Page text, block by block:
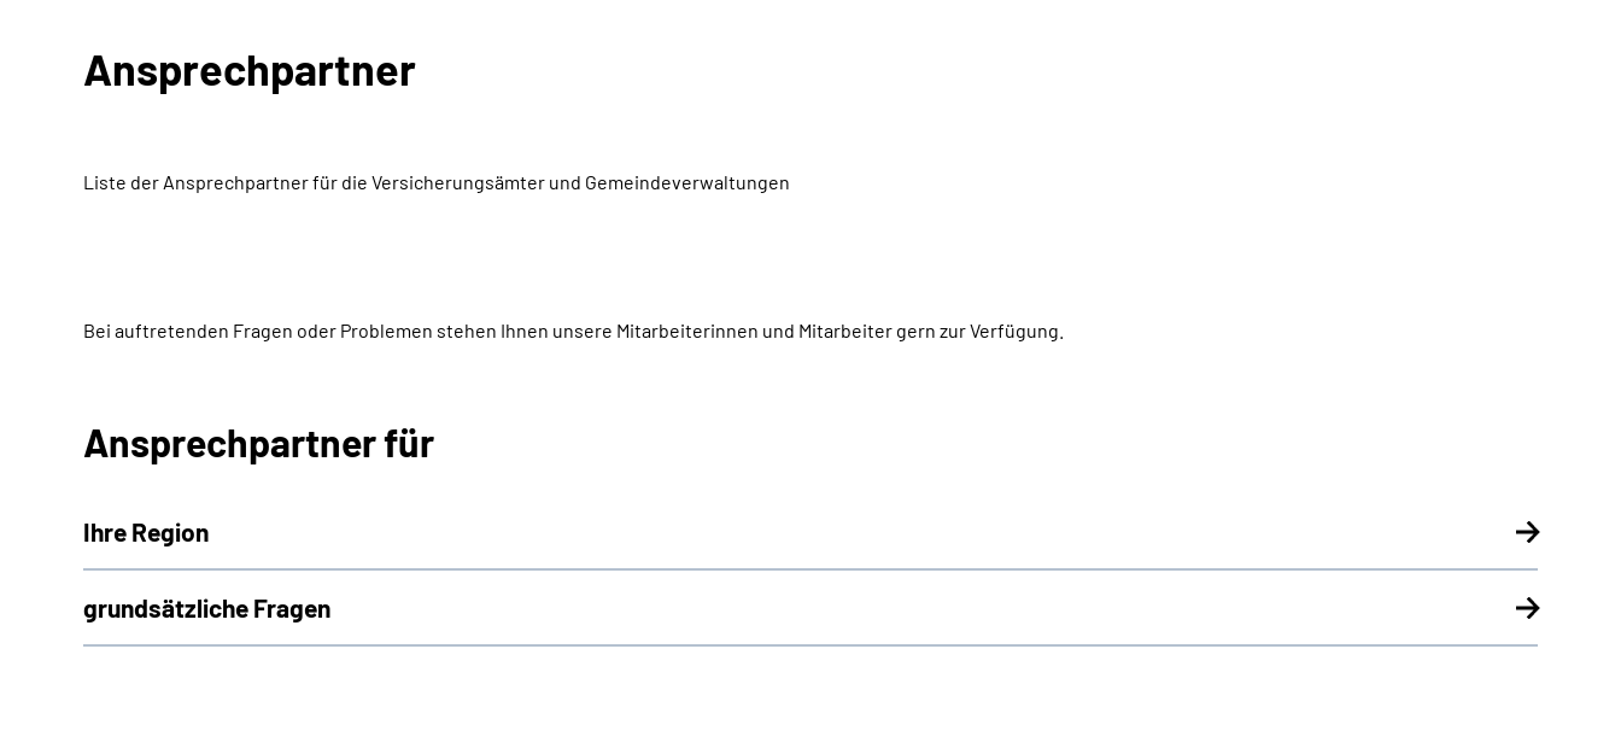
Ansprechpartner
Liste der Ansprechpartner für die Versicherungsämter und Gemeindeverwaltungen
Bei auftretenden Fragen oder Problemen stehen Ihnen unsere Mitarbeiterinnen und Mitarbeiter gern zur Verfügung.
Ansprechpartner für
Ihre Region
grundsätzliche Fragen